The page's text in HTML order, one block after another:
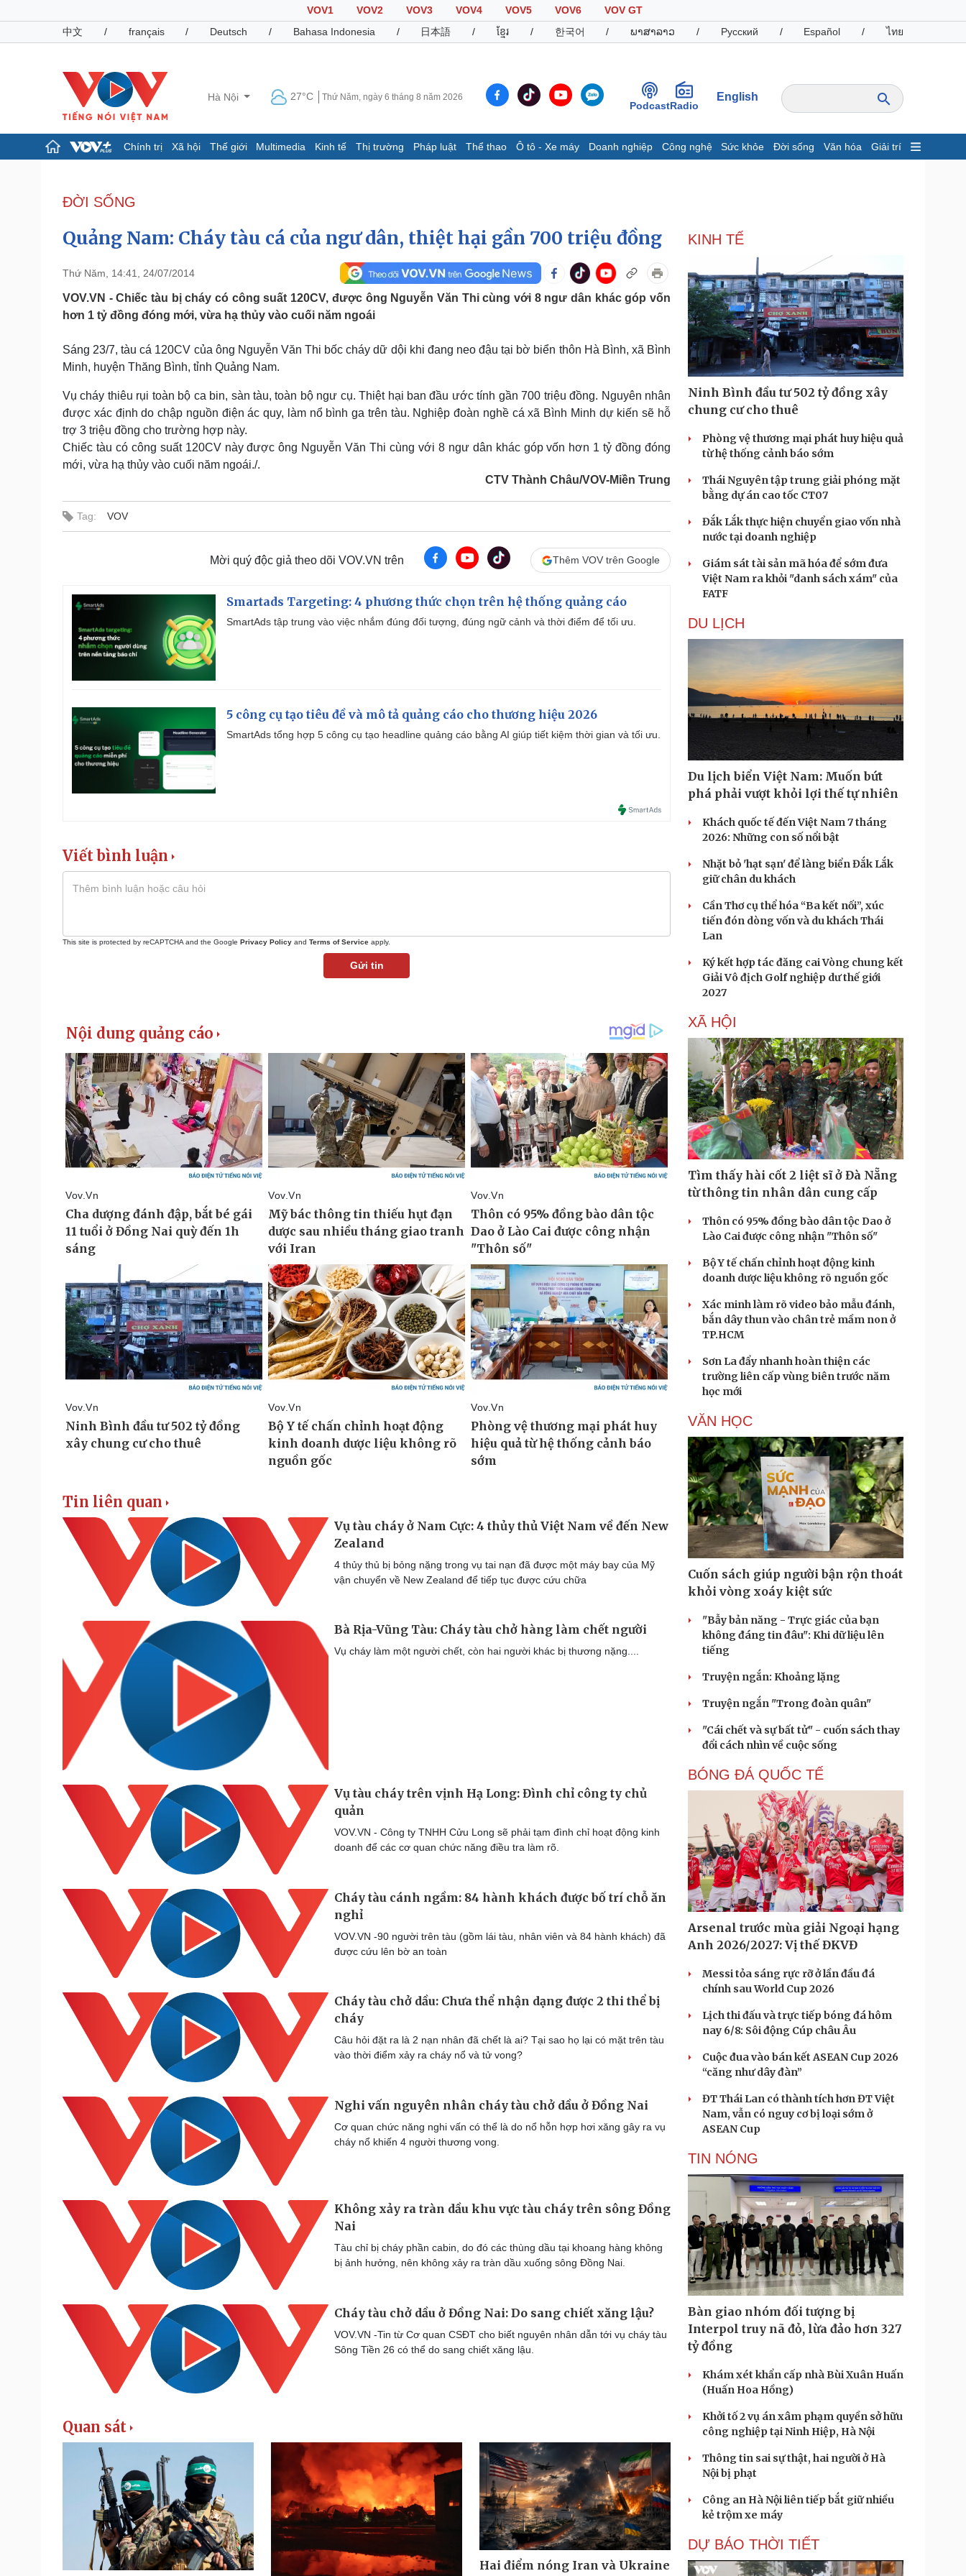
VOV1 VOV2 VOV3 VOV4 VOV5 VOV6
VOV GT
中文
/ français / Deutsch / Bahasa Indonesia / 日本語 / ខ្មែរ / 한국어 / ພາສາລາວ / Русский / Español / ไทย
Hà Nội 27°C Thứ Năm, ngày 6 tháng 8 năm 2026
PodcastRadio
English
Chính trị Xã hội Thế giới Multimedia Kinh tế Thị trường Pháp luật Thể thao Ô tô - Xe máy Doanh nghiệp Công nghệ Sức khỏe Đời sống Văn hóa Giải trí
Đảng
Tổ chức nhân sự
Quốc hội
Nhận diện sự thật
Dấu ấn VOV
E-Magazine
Infographic
Giá cà phê
Pháp luật
Vụ án
Tư vấn luật
Quân sự - Quốc phòng
Vũ khí
Phân tích
Thể thao
Bóng đá
Thế giới thể thao
Ô tô - Xe máy
Tư vấn
Doanh nghiệp
Thông tin doanh nghiệp
Doanh nghiệp 24h
Doanh nhân
Vì cộng đồng
Công nghệ
Sành điệu
Tin Công nghệ
Trải nghiệm
Chuyển đổi số
Sức khỏe
Dinh dưỡng - món ngon
Cây thuốc
Sản phụ khoa
Nhi khoa
Phòng mạch online
Ăn sạch sống khỏe
Đời sống
Nhà đẹp
Blog
Tình yêu - Gia đình
Văn hóa
Sân khấu - Điện ảnh
Âm nhạc
Giải trí
Nghệ sĩ
Sao Việt
Du lịch
Tư vấn
check-in
Podcast
Đọc truyện đêm khuya
Cửa sổ tình yêu
Hạt giống tâm hồn
ĐỜI SỐNG
Quảng Nam: Cháy tàu cá của ngư dân, thiệt hại gần 700 triệu đồng
Thứ Năm, 14:41, 24/07/2014
VOV.VN - Chiếc tàu bị cháy có công suất 120CV, được ông Nguyễn Văn Thi cùng với 8 ngư dân khác góp vốn
hơn 1 tỷ đồng đóng mới, vừa hạ thủy vào cuối năm ngoái
Sáng 23/7, tàu cá 120CV của ông Nguyễn Văn Thi bốc cháy dữ dội khi đang neo đậu tại bờ biển thôn Hà Bình, xã Bình
Minh, huyện Thăng Bình, tỉnh Quảng Nam.
Vụ cháy thiêu rụi toàn bộ ca bin, sàn tàu, toàn bộ ngư cụ. Thiệt hại ban đầu ước tính gần 700 triệu đồng. Nguyên nhân
được xác định do chập nguồn điện ác quy, làm nổ bình ga trên tàu. Nghiệp đoàn nghề cá xã Bình Minh dự kiến sẽ hỗ
trợ 3 triệu đồng cho trường hợp này.
Chiếc tàu có công suất 120CV này được ông Nguyễn Văn Thi cùng với 8 ngư dân khác góp vốn hơn 1 tỷ đồng đóng
mới, vừa hạ thủy vào cuối năm ngoái./.
CTV Thành Châu/VOV-Miền Trung
Tag: VOV
Mời quý độc giả theo dõi VOV.VN trên Thêm VOV trên Google
Smartads Targeting: 4 phương thức chọn trên hệ thống quảng cáo
SmartAds tập trung vào việc nhắm đúng đối tượng, đúng ngữ cảnh và thời điểm để tối ưu.
5 công cụ tạo tiêu đề và mô tả quảng cáo cho thương hiệu 2026
SmartAds tổng hợp 5 công cụ tạo headline quảng cáo bằng AI giúp tiết kiệm thời gian và tối ưu.
Viết bình luận
This site is protected by reCAPTCHA and the Google Privacy Policy and Terms of Service apply.
Gửi tin
Tin liên quan
Vụ tàu cháy ở Nam Cực: 4 thủy thủ Việt Nam về đến New
Zealand
4 thủy thủ bị bỏng nặng trong vụ tai nạn đã được một máy bay của Mỹ
vận chuyển về New Zealand để tiếp tục được cứu chữa
Bà Rịa-Vũng Tàu: Cháy tàu chở hàng làm chết người
Vụ cháy làm một người chết, còn hai người khác bị thương nặng....
Vụ tàu cháy trên vịnh Hạ Long: Đình chỉ công ty chủ
quản
VOV.VN - Công ty TNHH Cửu Long sẽ phải tạm đình chỉ hoạt động kinh
doanh để các cơ quan chức năng điều tra làm rõ.
Cháy tàu cánh ngầm: 84 hành khách được bố trí chỗ ăn
nghỉ
VOV.VN -90 người trên tàu (gồm lái tàu, nhân viên và 84 hành khách) đã
được cứu lên bờ an toàn
Cháy tàu chở dầu: Chưa thể nhận dạng được 2 thi thể bị
cháy
Câu hỏi đặt ra là 2 nạn nhân đã chết là ai? Tại sao họ lại có mặt trên tàu
vào thời điểm xảy ra cháy nổ và tử vong?
Nghi vấn nguyên nhân cháy tàu chở dầu ở Đồng Nai
Cơ quan chức năng nghi vấn có thể là do nổ hỗn hợp hơi xăng gây ra vụ
cháy nổ khiến 4 người thương vong.
Không xảy ra tràn dầu khu vực tàu cháy trên sông Đồng
Nai
Tàu chỉ bị cháy phần cabin, do đó các thùng dầu tại khoang hàng không
bị ảnh hưởng, nên không xảy ra tràn dầu xuống sông Đồng Nai.
Cháy tàu chở dầu ở Đồng Nai: Do sang chiết xăng lậu?
VOV.VN -Tin từ Cơ quan CSĐT cho biết nguyên nhân dẫn tới vụ cháy tàu
Sông Tiền 26 có thể do sang chiết xăng lậu.
Quan sát
Hai điểm nóng Iran và Ukraine
KINH TẾ
Ninh Bình đầu tư 502 tỷ đồng xây
chung cư cho thuê
Phòng vệ thương mại phát huy hiệu quả
từ hệ thống cảnh báo sớm
Thái Nguyên tập trung giải phóng mặt
bằng dự án cao tốc CT07
Đắk Lắk thực hiện chuyển giao vốn nhà
nước tại doanh nghiệp
Giám sát tài sản mã hóa để sớm đưa
Việt Nam ra khỏi "danh sách xám" của
FATF
DU LỊCH
Du lịch biển Việt Nam: Muốn bứt
phá phải vượt khỏi lợi thế tự nhiên
Khách quốc tế đến Việt Nam 7 tháng
2026: Những con số nổi bật
Nhặt bỏ 'hạt sạn' để làng biển Đắk Lắk
giữ chân du khách
Cần Thơ cụ thể hóa “Ba kết nối”, xúc
tiến đón dòng vốn và du khách Thái
Lan
Ký kết hợp tác đăng cai Vòng chung kết
Giải Vô địch Golf nghiệp dư thế giới
2027
XÃ HỘI
Tìm thấy hài cốt 2 liệt sĩ ở Đà Nẵng
từ thông tin nhân dân cung cấp
Thôn có 95% đồng bào dân tộc Dao ở
Lào Cai được công nhận "Thôn số"
Bộ Y tế chấn chỉnh hoạt động kinh
doanh dược liệu không rõ nguồn gốc
Xác minh làm rõ video bảo mẫu đánh,
bắn dây thun vào chân trẻ mầm non ở
TP.HCM
Sơn La đẩy nhanh hoàn thiện các
trường liên cấp vùng biên trước năm
học mới
VĂN HỌC
Cuốn sách giúp người bận rộn thoát
khỏi vòng xoáy kiệt sức
"Bẫy bản năng - Trực giác của bạn
không đáng tin đâu": Khi dữ liệu lên
tiếng
Truyện ngắn: Khoảng lặng
Truyện ngắn "Trong đoàn quân"
"Cái chết và sự bất tử" - cuốn sách thay
đổi cách nhìn về cuộc sống
BÓNG ĐÁ QUỐC TẾ
Arsenal trước mùa giải Ngoại hạng
Anh 2026/2027: Vị thế ĐKVĐ
Messi tỏa sáng rực rỡ ở lần đầu đá
chính sau World Cup 2026
Lịch thi đấu và trực tiếp bóng đá hôm
nay 6/8: Sôi động Cúp châu Âu
Cuộc đua vào bán kết ASEAN Cup 2026
“căng như dây đàn”
ĐT Thái Lan có thành tích hơn ĐT Việt
Nam, vẫn có nguy cơ bị loại sớm ở
ASEAN Cup
TIN NÓNG
Bàn giao nhóm đối tượng bị
Interpol truy nã đỏ, lừa đảo hơn 327
tỷ đồng
Khám xét khẩn cấp nhà Bùi Xuân Huấn
(Huấn Hoa Hồng)
Khởi tố 2 vụ án xâm phạm quyền sở hữu
công nghiệp tại Ninh Hiệp, Hà Nội
Thông tin sai sự thật, hai người ở Hà
Nội bị phạt
Công an Hà Nội liên tiếp bắt giữ nhiều
kẻ trộm xe máy
DỰ BÁO THỜI TIẾT